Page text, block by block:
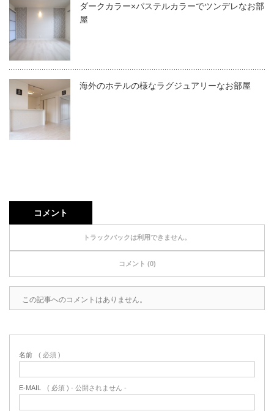
ダークカラー×パステルカラーでツンデレなお部
屋
海外のホテルの様なラグジュアリーなお部屋
コメント
トラックバックは利用できません。
コメント (0)
この記事へのコメントはありません。
名前 ( 必須 )
E-MAIL ( 必須 ) - 公開されません -